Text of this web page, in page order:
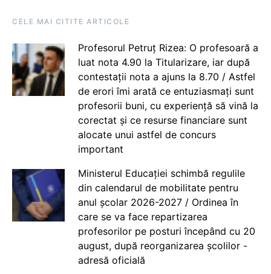
CELE MAI CITITE ARTICOLE
Profesorul Petruț Rizea: O profesoară a
luat nota 4.90 la Titularizare, iar după
contestații nota a ajuns la 8.70 / Astfel
de erori îmi arată ce entuziasmați sunt
profesorii buni, cu experiență să vină la
corectat și ce resurse financiare sunt
alocate unui astfel de concurs
important
Ministerul Educației schimbă regulile
din calendarul de mobilitate pentru
anul școlar 2026-2027 / Ordinea în
care se va face repartizarea
profesorilor pe posturi începând cu 20
august, după reorganizarea școlilor -
adresă oficială